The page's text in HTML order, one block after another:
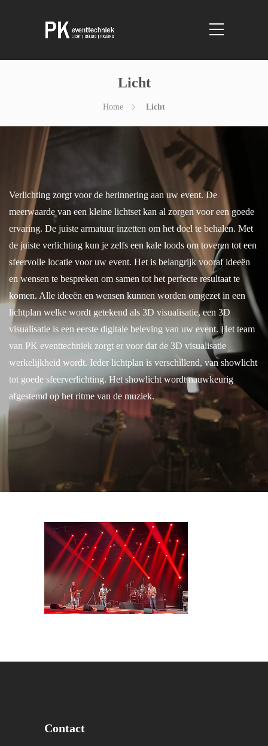
Licht
Home Licht
Verlichting zorgt voor de herinnering aan uw event. De
meerwaarde van een kleine lichtset kan al zorgen voor een goede
ervaring. De juiste armatuur inzetten om het doel te behalen. Met
de juiste verlichting kun je zelfs een kale loods om toveren tot een
sfeervolle locatie voor uw event. Het is belangrijk vooraf ideeën
en wensen te bespreken om samen tot het perfecte resultaat te
komen. Alle ideeën en wensen kunnen worden omgezet in een
lichtplan welke wordt getekend als 3D visualisatie, een 3D
visualisatie is een eerste digitale beleving van uw event. Het team
van PK eventtechniek zorgt er voor dat de 3D visualisatie
werkelijkheid wordt. Ieder lichtplan is verschillend, van showlicht
tot goede sfeerverlichting. Het showlicht wordt nauwkeurig
afgestemd op het ritme van de muziek.
Contact